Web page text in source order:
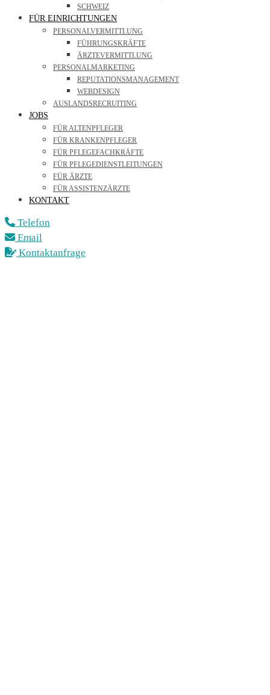
SCHWEIZ
FÜR EINRICHTUNGEN
PERSONALVERMITTLUNG
FÜHRUNGSKRÄFTE
ÄRZTEVERMITTLUNG
PERSONALMARKETING
REPUTATIONSMANAGEMENT
WEBDESIGN
AUSLANDSRECRUITING
JOBS
FÜR ALTENPFLEGER
FÜR KRANKENPFLEGER
FÜR PFLEGEFACHKRÄFTE
FÜR PFLEGEDIENSTLEITUNGEN
FÜR ÄRZTE
FÜR ASSISTENZÄRZTE
KONTAKT
Telefon
Email
Kontaktanfrage